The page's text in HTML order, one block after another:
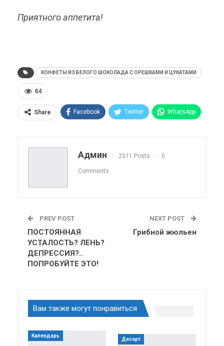
Приятного аппетита!
КОНФЕТЫ ИЗ БЕЛОГО ШОКОЛАДА С ОРЕШКАМИ И ЦУКАТАМИ
64
Share Facebook Twitter WhatsApp
Telegram
Linkedin
Админ 2511 Posts 0
Comments
PREV POST
ПОСТОЯННАЯ
УСТАЛОСТЬ? ЛЕНЬ?
ДЕПРЕССИЯ?..
ПОПРОБУЙТЕ ЭТО!
NEXT POST
Грибной жюльен
Вам также могут понравиться
Календарь
Десерт